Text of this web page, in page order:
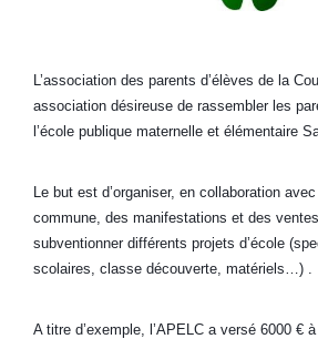
L’association des parents d’élèves de la
association désireuse de rassembler les
l’école publique maternelle et élémentaire
Le but est d’organiser, en collaboration
commune, des manifestations et des
subventionner différents projets d’école
scolaires, classe découverte, matériels…) .
A titre d’exemple, l’APELC a versé 6000 €